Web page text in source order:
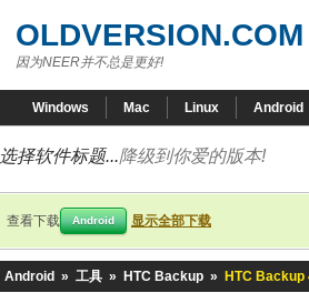
OLDVERSION.COM
因为NEER并不总是更好!
Windows Mac Linux Android
选择软件标题...降级到你爱的版本!
查看下载 Android 显示全部下载
Android » 工具 » HTC Backup » HTC Backup